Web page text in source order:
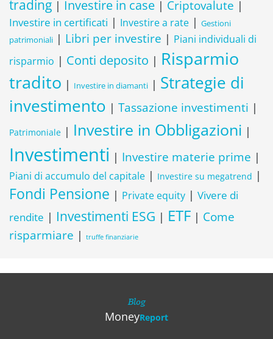
trading | Investire in case | Criptovalute |
Investire in certificati | Investire a rate | Gestioni
patrimoniali | Libri per investire | Piani individuali di
risparmio | Conti deposito | Risparmio
tradito | Investire in diamanti | Strategie di
investimento | Tassazione investimenti |
Patrimoniale | Investire in Obbligazioni |
Investimenti | Investire materie prime |
Piani di accumulo del capitale | Investire su megatrend |
Fondi Pensione | Private equity | Vivere di
rendite | Investimenti ESG | ETF | Come
risparmiare | truffe finanziarie
Blog
MoneyReport